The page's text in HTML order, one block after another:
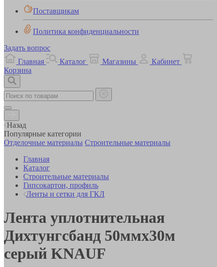
Поставщикам
Политика конфиденциальности
Задать вопрос
Главная
Каталог Магазины
Кабинет
Корзина
Назад
Популярные категории
Отделочные материалы Строительные материалы
Главная
Каталог
Строительные материалы
Гипсокартон, профиль
Ленты и сетки для ГКЛ
Лента уплотнительная
Дихтунгсбанд 50ммх30м
серый KNAUF